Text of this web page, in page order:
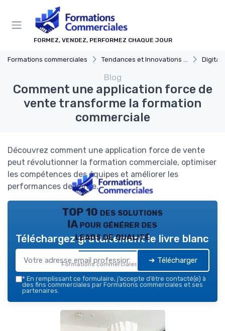
FORMEZ, VENDEZ, PERFORMEZ CHAQUE JOUR
Formations commerciales Tendances et Innovations dans la formation commerciale
Blog
Comment une application force de
vente transforme la formation
commerciale
Découvrez comment une application force de vente
peut révolutionner la formation commerciale, optimiser
les compétences des équipes et améliorer les
performances de vente.
TOP 10 des solutions
IA pour générer des
leads de qualité
Formations commerciales — 2026
Téléchargez gratuitement le livre blanc
➔ Télécharger
* En remplissant ce formulaire, j’accepte d’être contacté(e) à
des fins commerciales par Formations commerciales et ses
partenaires.
Panneau de gestion des cookies